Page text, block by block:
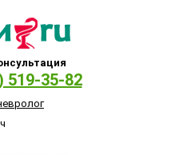
519-35-82